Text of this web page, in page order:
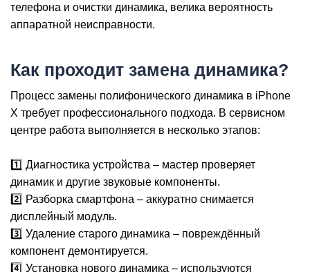
телефона и очистки динамика, велика вероятность
аппаратной неисправности.
Как проходит замена динамика?
Процесс замены полифонического динамика в iPhone
X требует профессионального подхода. В сервисном
центре работа выполняется в несколько этапов:
1️⃣ Диагностика устройства – мастер проверяет
динамик и другие звуковые компоненты.
2️⃣ Разборка смартфона – аккуратно снимается
дисплейный модуль.
3️⃣ Удаление старого динамика – повреждённый
компонент демонтируется.
4️⃣ Установка нового динамика – используются